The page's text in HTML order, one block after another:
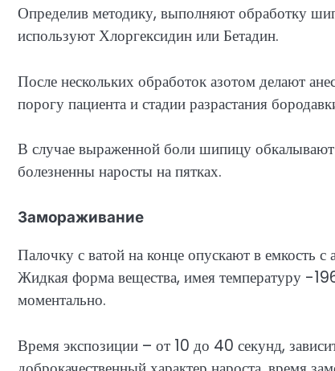
Определив методику, выполняют обработку
используют Хлоргексидин или Бетадин.
После нескольких обработок азотом делают
порогу пациента и стадии разрастания
В случае выраженной боли шипицу
болезненны наросты на пятках.
Замораживание
Палочку с ватой на конце опускают в емкость
Жидкая форма вещества, имея температуру -
моментально.
Время экспозиции – от 10 до 40 секунд,